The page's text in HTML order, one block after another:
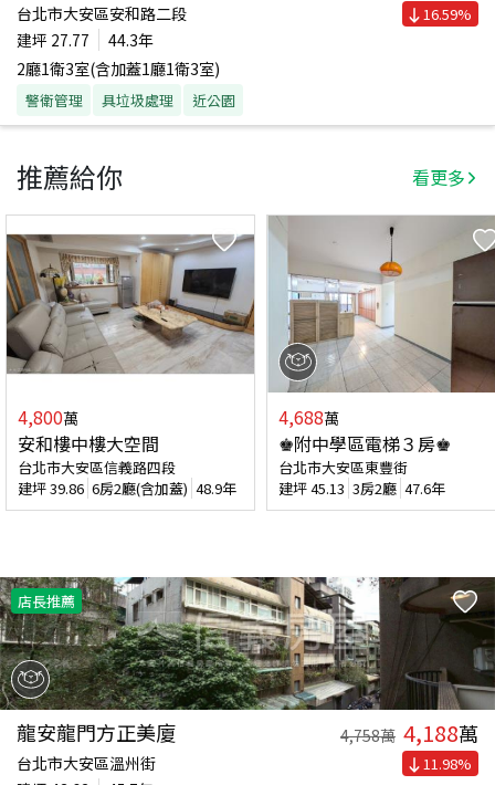
台北市大安區安和路二段
建坪 27.77
44.3年
2廳1衛3室(含加蓋1廳1衛3室)
警衛管理 具垃圾處理 近公園
16.59%
推薦給你 看更多
4,800萬
安和樓中樓大空間
台北市大安區信義路四段
建坪39.86 6房2廳(含加蓋) 48.9年
4,688萬
♚附中學區電梯３房♚
台北市大安區東豐街
建坪45.13 3房2廳 47.6年
店長推薦
龍安龍門方正美廈 4,758萬 4,188萬
台北市大安區溫州街
11.98%